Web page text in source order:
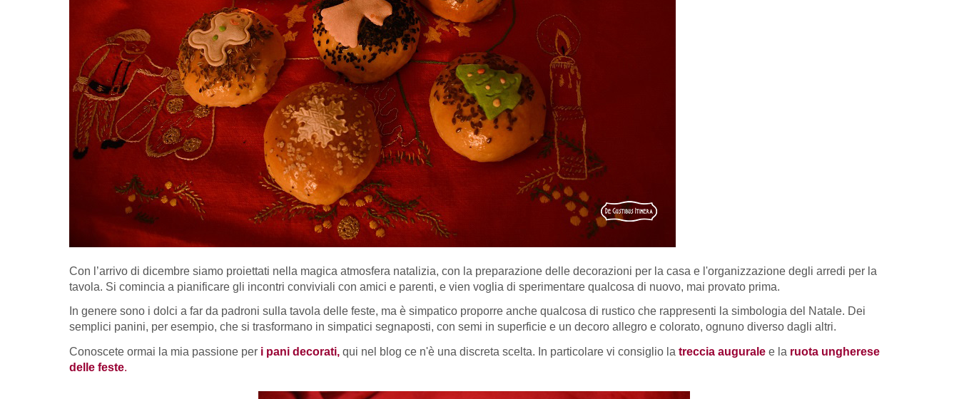
Con l’arrivo di dicembre siamo proiettati nella magica atmosfera natalizia, con la preparazione delle decorazioni per la casa e l'organizzazione degli arredi per la
tavola. Si comincia a pianificare gli incontri conviviali con amici e parenti, e vien voglia di sperimentare qualcosa di nuovo, mai provato prima.
In genere sono i dolci a far da padroni sulla tavola delle feste, ma è simpatico proporre anche qualcosa di rustico che rappresenti la simbologia del Natale. Dei
semplici panini, per esempio, che si trasformano in simpatici segnaposti, con semi in superficie e un decoro allegro e colorato, ognuno diverso dagli altri.
Conoscete ormai la mia passione per i pani decorati, qui nel blog ce n'è una discreta scelta. In particolare vi consiglio la treccia augurale e la ruota ungherese
delle feste.